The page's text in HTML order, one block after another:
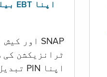
اپنا EBT بیلنس چیک کریں
SNAP اور کیش اکاؤنٹ
ٹرانزیکشن کی
اپنا PIN تبدیل کرنا